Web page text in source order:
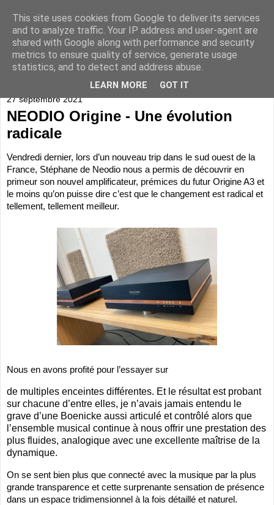
27 septembre 2021
NEODIO Origine - Une évolution
radicale
Vendredi dernier, lors d’un nouveau trip dans le sud ouest de la
France, Stéphane de Neodio nous a permis de découvrir en
primeur son nouvel amplificateur, prémices du futur Origine A3 et
le moins qu’on puisse dire c’est que le changement est radical et
tellement, tellement meilleur.
Nous en avons profité pour l’essayer sur
de multiples enceintes différentes. Et le résultat est probant
sur chacune d’entre elles, je n’avais jamais entendu le
grave d’une Boenicke aussi articulé et contrôlé alors que
l’ensemble musical continue à nous offrir une prestation des
plus fluides, analogique avec une excellente maîtrise de la
dynamique.
On se sent bien plus que connecté avec la musique par la plus
grande transparence et cette surprenante sensation de présence
dans un espace tridimensionnel à la fois détaillé et naturel.
This site uses cookies from Google to deliver its services
and to analyze traffic. Your IP address and user-agent are
shared with Google along with performance and security
metrics to ensure quality of service, generate usage
statistics, and to detect and address abuse.
LEARN MORE GOT IT